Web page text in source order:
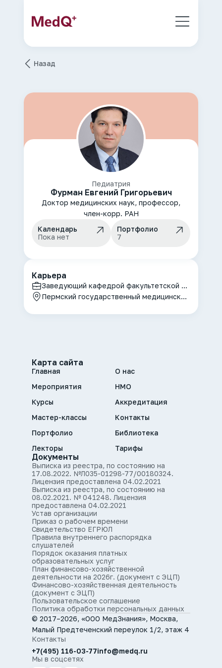
Назад
Педиатрия
Фурман Евгений Григорьевич
Доктор медицинских наук, профессор,
член-корр. РАН
Календарь
Пока нет
Портфолио
7
Карьера
Заведующий кафедрой факультетской педиатрии
Пермский государственный медицинский университет
Карта сайта
Главная
Мероприятия
Курсы
Мастер-классы
Портфолио
Лекторы
О нас
НМО
Аккредитация
Контакты
Библиотека
Тарифы
Документы
Выписка из реестра, по состоянию на
17.08.2022. №Л035-01298-77/00180324.
Лицензия предоставлена 04.02.2021
Выписка из реестра, по состоянию на
08.02.2021. № 041248. Лицензия
предоставлена 04.02.2021
Устав организации
Приказ о рабочем времени
Свидетельство ЕГРЮЛ
Правила внутреннего распорядка
слушателей
Порядок оказания платных
образовательных услуг
План финансово-хозяйственной
деятельности на 2026г. (документ с ЭЦП)
Финансово-хозяйственная деятельность
(документ с ЭЦП)
Пользовательское соглашение
Политика обработки персональных данных
© 2017–2026, «ООО МедЗнания», Москва,
Малый Предтеченский переулок 1/2, этаж 4
Контакты
+7(495) 116-03-77info@medq.ru
Мы в соцсетях